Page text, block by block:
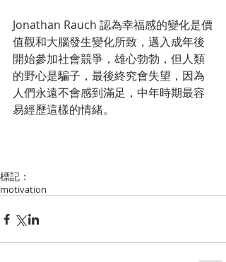
Jonathan Rauch 認為幸福感的變化是價
值觀和大腦發生變化所致，邁入成年後
開始參加社會競爭，雄心勃勃，但人類
的野心是騙子，最後終究會失望，因為
人們永遠不會感到滿足，中年時期最容
易經歷這樣的情緒。
標記：
motivation